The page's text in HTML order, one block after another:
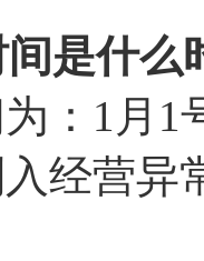
是什么
：1月1
经营异